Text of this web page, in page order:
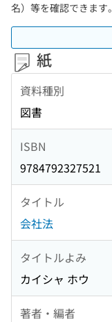
名）等を確認できます。
紙
資料種別
図書
ISBN
9784792327521
タイトル
会社法
タイトルよみ
カイシャ ホウ
著者・編者